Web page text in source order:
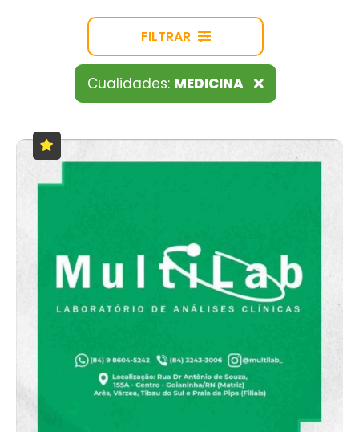
FILTRAR
Cualidades: MEDICINA